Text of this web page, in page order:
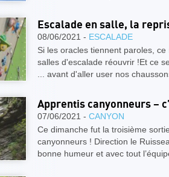
Escalade en salle, la
08/06/2021 - ESCALADE
Si les oracles tiennent paroles,
salles d'escalade réouvrir !Et ce
... avant d'aller user nos
Apprentis canyonneurs –
07/06/2021 - CANYON
Ce dimanche fut la troisième
canyonneurs ! Direction le
bonne humeur et avec tout